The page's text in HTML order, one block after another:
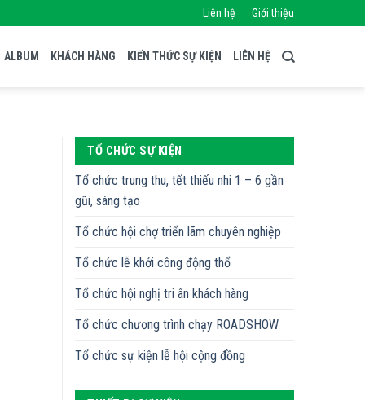
Liên hệ Giới thiệu
ALBUM KHÁCH HÀNG KIẾN THỨC SỰ KIỆN LIÊN HỆ
TỔ CHỨC SỰ KIỆN
Tổ chức trung thu, tết thiếu nhi 1 – 6 gần
gũi, sáng tạo
Tổ chức hội chợ triển lãm chuyên nghiệp
Tổ chức lễ khởi công động thổ
Tổ chức hội nghị tri ân khách hàng
Tổ chức chương trình chạy ROADSHOW
Tổ chức sự kiện lễ hội cộng đồng